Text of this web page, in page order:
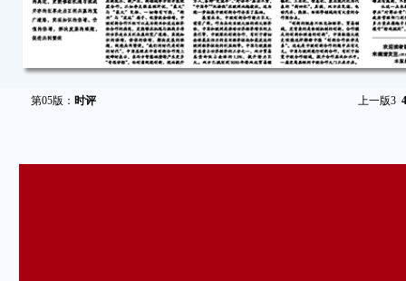
第05版： 时评 上一版3 4